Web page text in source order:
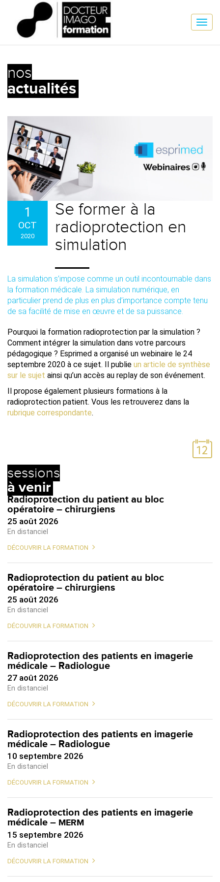
nos
actualités
1
OCT
2020
Se former à la
radioprotection en
simulation
La simulation s’impose comme un outil incontournable dans
la formation médicale. La simulation numérique, en
particulier prend de plus en plus d’importance compte tenu
de sa facilité de mise en œuvre et de sa puissance.
Pourquoi la formation radioprotection par la simulation ?
Comment intégrer la simulation dans votre parcours
pédagogique ? Esprimed a organisé un webinaire le 24
septembre 2020 à ce sujet. Il publie un article de synthèse
sur le sujet ainsi qu’un accès au replay de son événement.
Il propose également plusieurs formations à la
radioprotection patient. Vous les retrouverez dans la
rubrique correspondante.
sessions
à venir
Radioprotection du patient au bloc
opératoire – chirurgiens
25 août 2026
En distanciel
DÉCOUVRIR LA FORMATION
Radioprotection du patient au bloc
opératoire – chirurgiens
25 août 2026
En distanciel
DÉCOUVRIR LA FORMATION
Radioprotection des patients en imagerie
médicale – Radiologue
27 août 2026
En distanciel
DÉCOUVRIR LA FORMATION
Radioprotection des patients en imagerie
médicale – Radiologue
10 septembre 2026
En distanciel
DÉCOUVRIR LA FORMATION
Radioprotection des patients en imagerie
médicale – MERM
15 septembre 2026
En distanciel
DÉCOUVRIR LA FORMATION